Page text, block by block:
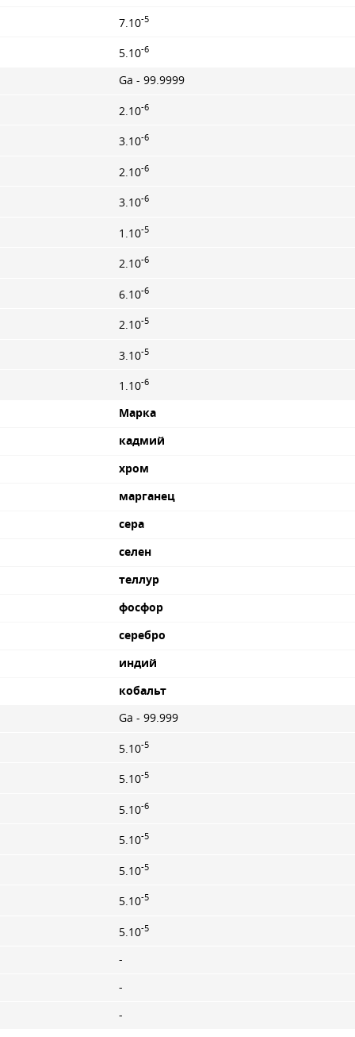
7.10-5
5.10-6
Ga - 99.9999
2.10-6
3.10-6
2.10-6
3.10-6
1.10-5
2.10-6
6.10-6
2.10-5
3.10-5
1.10-6
Марка
кадмий
хром
марганец
сера
селен
теллур
фосфор
серебро
индий
кобальт
Ga - 99.999
5.10-5
5.10-5
5.10-6
5.10-5
5.10-5
5.10-5
5.10-5
-
-
-